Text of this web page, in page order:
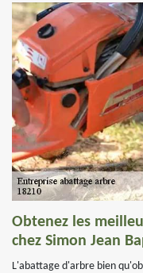
Obtenez les
chez Simon Jean
L'abattage d'arbre bien